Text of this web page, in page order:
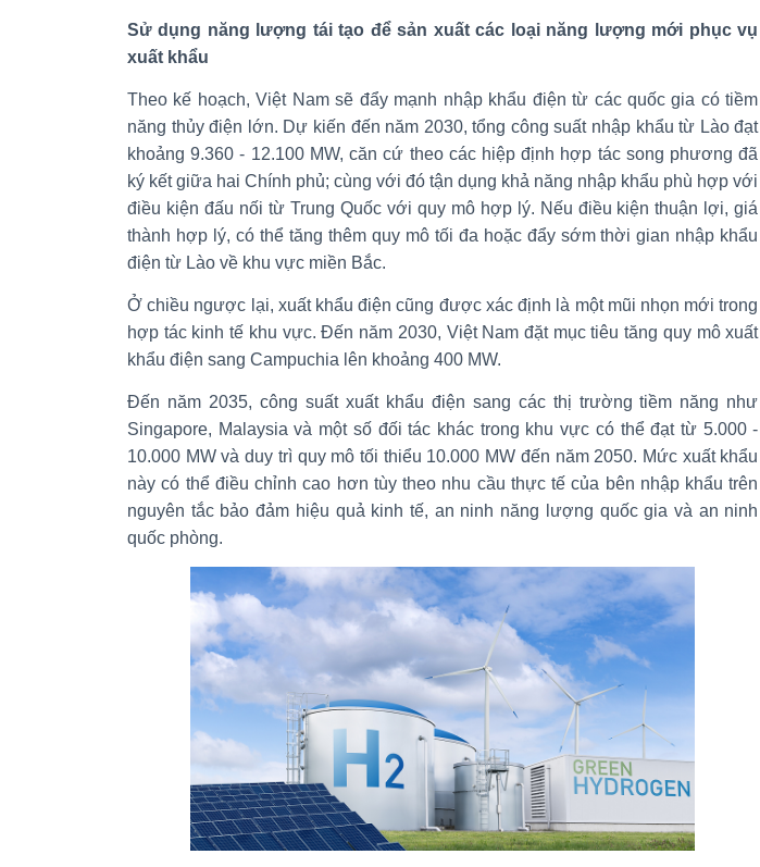
Sử dụng năng lượng tái tạo để sản xuất các loại năng lượng mới phục vụ
xuất khẩu
Theo kế hoạch, Việt Nam sẽ đẩy mạnh nhập khẩu điện từ các quốc gia có tiềm
năng thủy điện lớn. Dự kiến đến năm 2030, tổng công suất nhập khẩu từ Lào đạt
khoảng 9.360 - 12.100 MW, căn cứ theo các hiệp định hợp tác song phương đã
ký kết giữa hai Chính phủ; cùng với đó tận dụng khả năng nhập khẩu phù hợp với
điều kiện đấu nối từ Trung Quốc với quy mô hợp lý. Nếu điều kiện thuận lợi, giá
thành hợp lý, có thể tăng thêm quy mô tối đa hoặc đẩy sớm thời gian nhập khẩu
điện từ Lào về khu vực miền Bắc.
Ở chiều ngược lại, xuất khẩu điện cũng được xác định là một mũi nhọn mới trong
hợp tác kinh tế khu vực. Đến năm 2030, Việt Nam đặt mục tiêu tăng quy mô xuất
khẩu điện sang Campuchia lên khoảng 400 MW.
Đến năm 2035, công suất xuất khẩu điện sang các thị trường tiềm năng như
Singapore, Malaysia và một số đối tác khác trong khu vực có thể đạt từ 5.000 -
10.000 MW và duy trì quy mô tối thiểu 10.000 MW đến năm 2050. Mức xuất khẩu
này có thể điều chỉnh cao hơn tùy theo nhu cầu thực tế của bên nhập khẩu trên
nguyên tắc bảo đảm hiệu quả kinh tế, an ninh năng lượng quốc gia và an ninh
quốc phòng.